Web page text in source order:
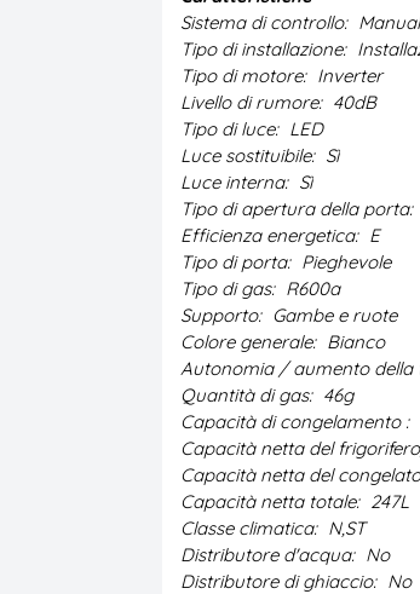
Sistema di controllo:
Tipo di installazione:
Tipo di motore: Inverter
Livello di rumore: 40dB
Tipo di luce: LED
Luce sostituibile: Sì
Luce interna: Sì
Tipo di apertura della porta:
Efficienza energetica: E
Tipo di porta: Pieghevole
Tipo di gas: R600a
Supporto: Gambe e ruote
Colore generale: Bianco
Autonomia / aumento della
Quantità di gas: 46g
Capacità di congelamento :
Capacità netta del
Capacità netta del
Capacità netta totale: 247L
Classe climatica: N,ST
Distributore d'acqua: No
Distributore di ghiaccio: No